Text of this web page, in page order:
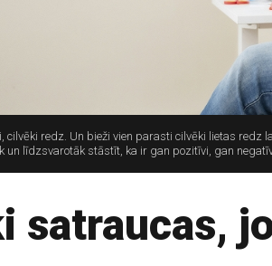
cilvēki redz. Un bieži vien parasti cilvēki lietas
un līdzsvarotāk stāstīt, ka ir gan pozitīvi, gan
satraucas,